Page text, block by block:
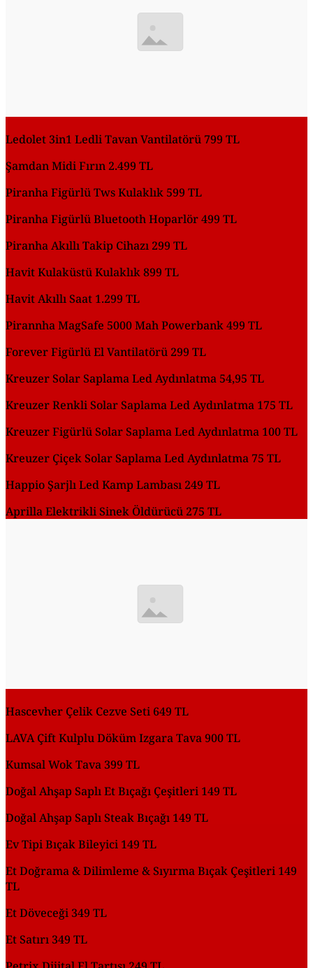
Ledolet 3in1 Ledli Tavan Vantilatörü 799 TL
Şamdan Midi Fırın 2.499 TL
Piranha Figürlü Tws Kulaklık 599 TL
Piranha Figürlü Bluetooth Hoparlör 499 TL
Piranha Akıllı Takip Cihazı 299 TL
Havit Kulaküstü Kulaklık 899 TL
Havit Akıllı Saat 1.299 TL
Pirannha MagSafe 5000 Mah Powerbank 499 TL
Forever Figürlü El Vantilatörü 299 TL
Kreuzer Solar Saplama Led Aydınlatma 54,95 TL
Kreuzer Renkli Solar Saplama Led Aydınlatma 175 TL
Kreuzer Figürlü Solar Saplama Led Aydınlatma 100 TL
Kreuzer Çiçek Solar Saplama Led Aydınlatma 75 TL
Happio Şarjlı Led Kamp Lambası 249 TL
Aprilla Elektrikli Sinek Öldürücü 275 TL
Hascevher Çelik Cezve Seti 649 TL
LAVA Çift Kulplu Döküm Izgara Tava 900 TL
Kumsal Wok Tava 399 TL
Doğal Ahşap Saplı Et Bıçağı Çeşitleri 149 TL
Doğal Ahşap Saplı Steak Bıçağı 149 TL
Ev Tipi Bıçak Bileyici 149 TL
Et Doğrama & Dilimleme & Sıyırma Bıçak Çeşitleri 149
TL
Et Döveceği 349 TL
Et Satırı 349 TL